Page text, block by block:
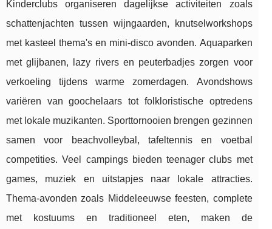
Kinderclubs organiseren dagelijkse activiteiten zoals
schattenjachten tussen wijngaarden, knutselworkshops
met kasteel thema's en mini-disco avonden. Aquaparken
met glijbanen, lazy rivers en peuterbadjes zorgen voor
verkoeling tijdens warme zomerdagen. Avondshows
variëren van goochelaars tot folkloristische optredens
met lokale muzikanten. Sporttornooien brengen gezinnen
samen voor beachvolleybal, tafeltennis en voetbal
competities. Veel campings bieden teenager clubs met
games, muziek en uitstapjes naar lokale attracties.
Thema-avonden zoals Middeleeuwse feesten, complete
met kostuums en traditioneel eten, maken de